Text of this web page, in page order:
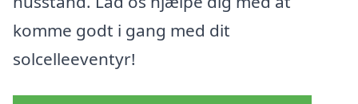
komme godt i gang med dit
solcelleeventyr!